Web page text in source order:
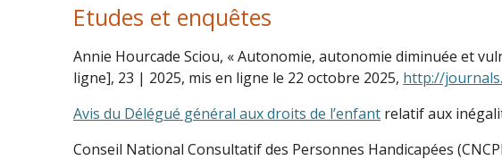
Etudes et enquêtes
Annie Hourcade Sciou, « Autonomie, autonomie diminuée et
ligne], 23 | 2025, mis en ligne le 22 octobre 2025, http://
Avis du Délégué général aux droits de l’enfant relatif aux
Conseil National Consultatif des Personnes Handicapées